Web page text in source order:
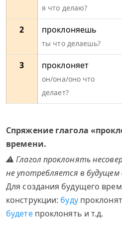
я что делаю?
2 проклоняешь
ты что делаешь?
3 проклоняет
он/она/оно что
делает?
Спряжение глагола
времени.
⚠ Глагол проклонять
не употребляется в будущем
Для создания будущего
конструкции: буду
будетепроклонять и т.д.